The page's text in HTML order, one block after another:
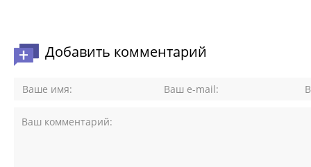
Добавить комментарий